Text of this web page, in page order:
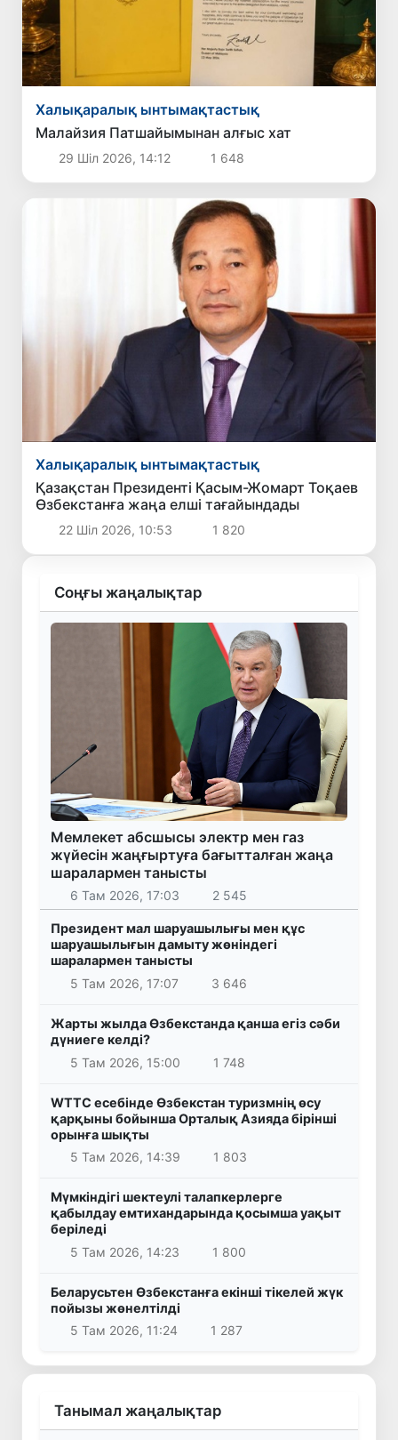
Халықаралық ынтымақтастық
Малайзия Патшайымынан алғыс хат
29 Шіл 2026, 14:12 1 648
Халықаралық ынтымақтастық
Қазақстан Президенті Қасым-Жомарт Тоқаев
Өзбекстанға жаңа елші тағайындады
22 Шіл 2026, 10:53 1 820
Соңғы жаңалықтар
Мемлекет абсшысы электр мен газ
жүйесін жаңғыртуға бағытталған жаңа
шаралармен танысты
6 Там 2026, 17:03 2 545
Президент мал шаруашылығы мен құс
шаруашылығын дамыту жөніндегі
шаралармен танысты
5 Там 2026, 17:07
3 646
Жарты жылда Өзбекстанда қанша егіз сәби
дүниеге келді?
5 Там 2026, 15:00
1 748
WTTC есебінде Өзбекстан туризмнің өсу
қарқыны бойынша Орталық Азияда бірінші
орынға шықты
5 Там 2026, 14:39
1 803
Мүмкіндігі шектеулі талапкерлерге
қабылдау емтихандарында қосымша уақыт
беріледі
5 Там 2026, 14:23
1 800
Беларусьтен Өзбекстанға екінші тікелей жүк
пойызы жөнелтілді
5 Там 2026, 11:24
1 287
Танымал жаңалықтар